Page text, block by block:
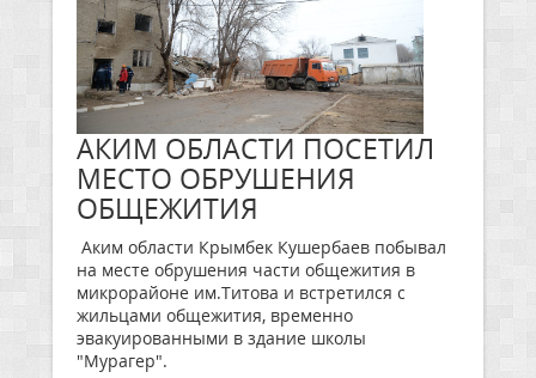
АКИМ ОБЛАСТИ ПОСЕТИЛ
МЕСТО ОБРУШЕНИЯ
ОБЩЕЖИТИЯ
Аким области Крымбек Кушербаев побывал
на месте обрушения части общежития в
микрорайоне им.Титова и встретился с
жильцами общежития, временно
эвакуированными в здание школы
"Мурагер".